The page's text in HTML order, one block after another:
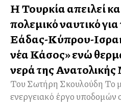
Η Τουρκία απειλεί και
πολεμικό ναυτικό
Ελλάδας-Κύπρου-
νέα Κάσος» ενώ
νερά της
Του Σωτήρη Σκουλούδη Το μεγαλύτερο
ενεργειακό έργο υποδομών